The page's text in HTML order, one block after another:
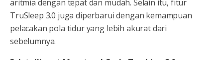
aritmia dengan tepat dan mudah. Selain itu, fitur
TruSleep 3.0 juga diperbarui dengan kemampuan
pelacakan pola tidur yang lebih akurat dari
sebelumnya.